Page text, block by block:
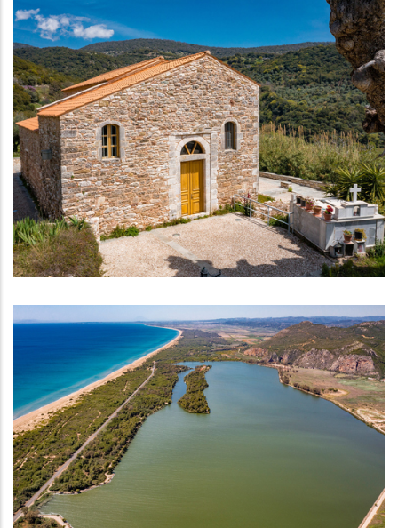
Ι. Ναός Κοίμησης της Θεοτόκου Ζούρτσας
ΝΑΟΊ - ΜΟΝΑΣΤΉΡΙΑ
Λίμνη Καϊάφα-Ιαματικά Λουτρά